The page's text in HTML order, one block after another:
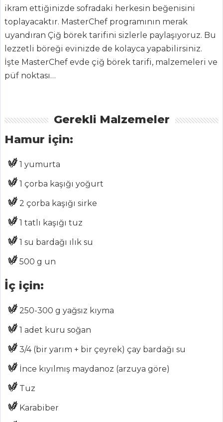
BLOG
MENÜLER
Tüm
Kategoriler
PASTA VE
Muhallebi
FISTIKLI PAY
ikram ettiğinizde sofradaki herkesin beğenisini
toplayacaktır. MasterChef programının merak
uyandıran Çiğ börek tarifini sizlerle paylaşıyoruz. Bu
lezzetli böreği evinizde de kolayca yapabilirsiniz.
İşte MasterChef evde çiğ börek tarifi, malzemeleri ve
püf noktası…
Gerekli Malzemeler
Hamur için:
1 yumurta
1 çorba kaşığı yoğurt
2 çorba kaşığı sirke
1 tatlı kaşığı tuz
1 su bardağı ılık su
500 g un
İç için:
250-300 g yağsız kıyma
1 adet kuru soğan
3/4 (bir yarım + bir çeyrek) çay bardağı su
İnce kıyılmış maydanoz (arzuya göre)
Tuz
Karabiber